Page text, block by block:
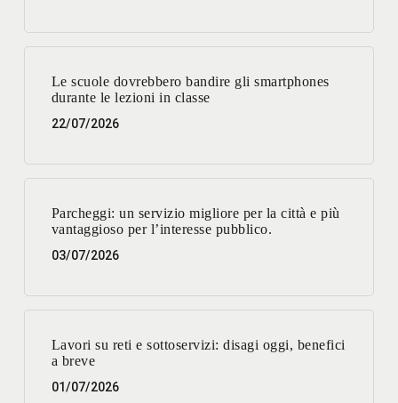
Le scuole dovrebbero bandire gli smartphones
durante le lezioni in classe
22/07/2026
Parcheggi: un servizio migliore per la città e più
vantaggioso per l’interesse pubblico.
03/07/2026
Lavori su reti e sottoservizi: disagi oggi, benefici
a breve
01/07/2026